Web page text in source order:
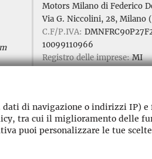
Motors Milano di Federico
Via G. Niccolini, 28, Milano
C.F/P.IVA:
10099110966
Registro delle imprese:MI
di navigazione o indirizzi IP)
tra cui il miglioramento delle
puoi personalizzare le tue